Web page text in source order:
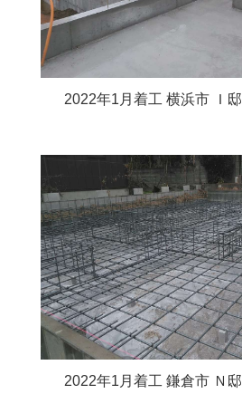
2022年1月着工 横浜市 Ｉ邸
2022年1月着工 鎌倉市 Ｎ邸